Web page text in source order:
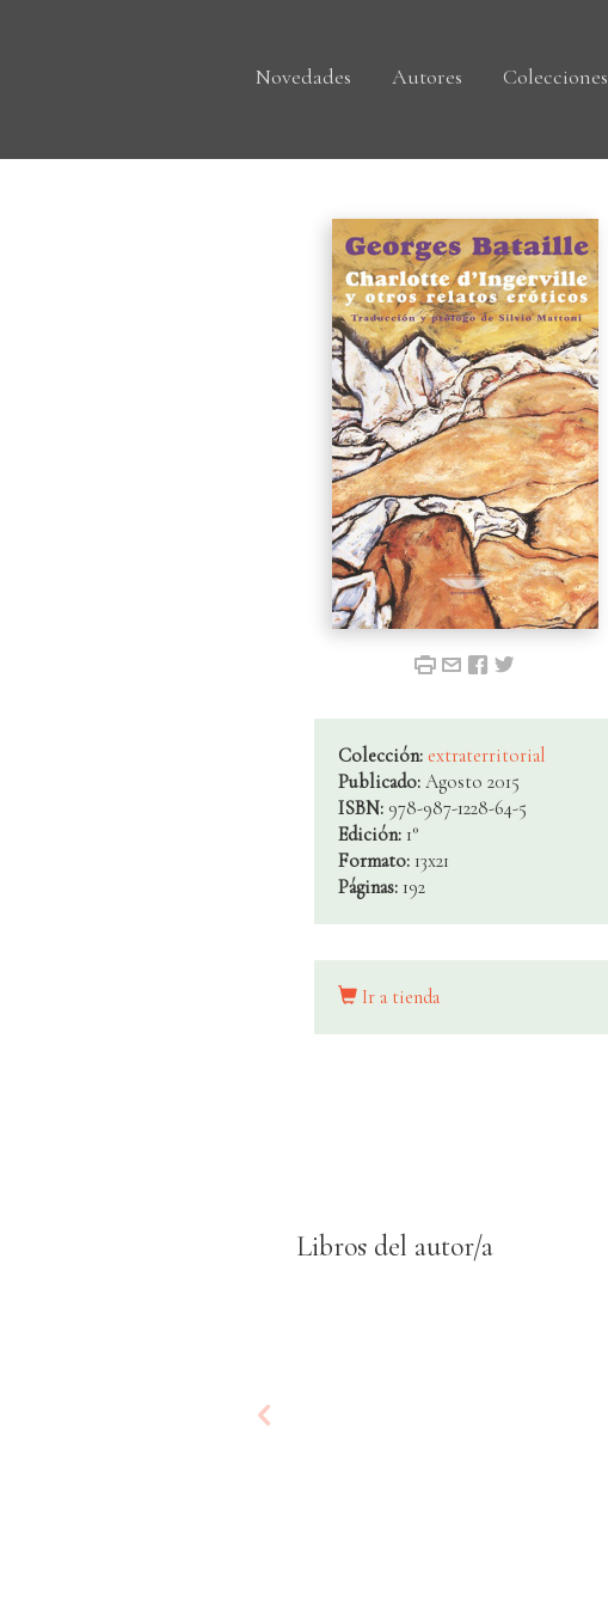
Novedades Autores Colecciones
Colección: extraterritorial
Publicado: Agosto 2015
ISBN: 978-987-1228-64-5
Edición: 1°
Formato: 13x21
Páginas: 192
Ir a tienda
Libros del autor/a